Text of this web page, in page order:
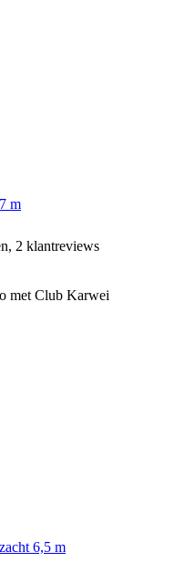
m
2 klantreviews
met Club Karwei
6,5 m